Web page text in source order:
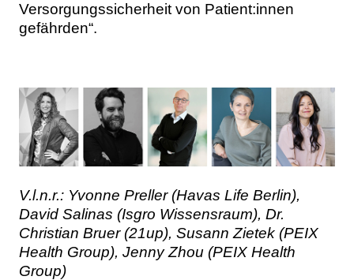
Versorgungssicherheit von Patient:innen
gefährden“.
V.l.n.r.: Yvonne Preller (Havas Life Berlin),
David Salinas (Isgro Wissensraum), Dr.
Christian Bruer (21up), Susann Zietek (PEIX
Health Group), Jenny Zhou (PEIX Health
Group)